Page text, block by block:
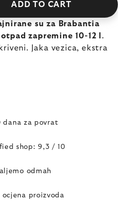
ADD TO CART
su za Brabantia
zapremine 10-12 l .
Jaka vezica, ekstra
dana za povrat
shop: 9,3 / 10
odmah
ocjena proizvoda